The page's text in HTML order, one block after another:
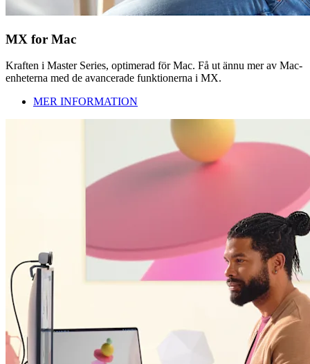
MX for Mac
Kraften i Master Series, optimerad för Mac. Få ut ännu mer av Mac-
enheterna med de avancerade funktionerna i MX.
MER INFORMATION